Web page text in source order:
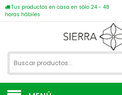
Tus productos en casa en sólo 24 - 48
horas hábiles